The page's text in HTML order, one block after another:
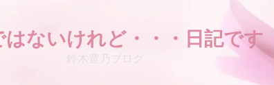
はないけれど・・・日記です
鈴木豊乃ブログ